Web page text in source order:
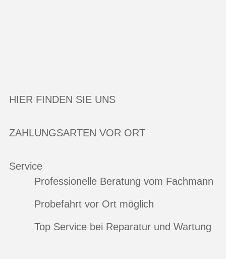
HIER FINDEN SIE UNS
ZAHLUNGSARTEN VOR ORT
Service
Professionelle Beratung vom Fachmann
Probefahrt vor Ort möglich
Top Service bei Reparatur und Wartung